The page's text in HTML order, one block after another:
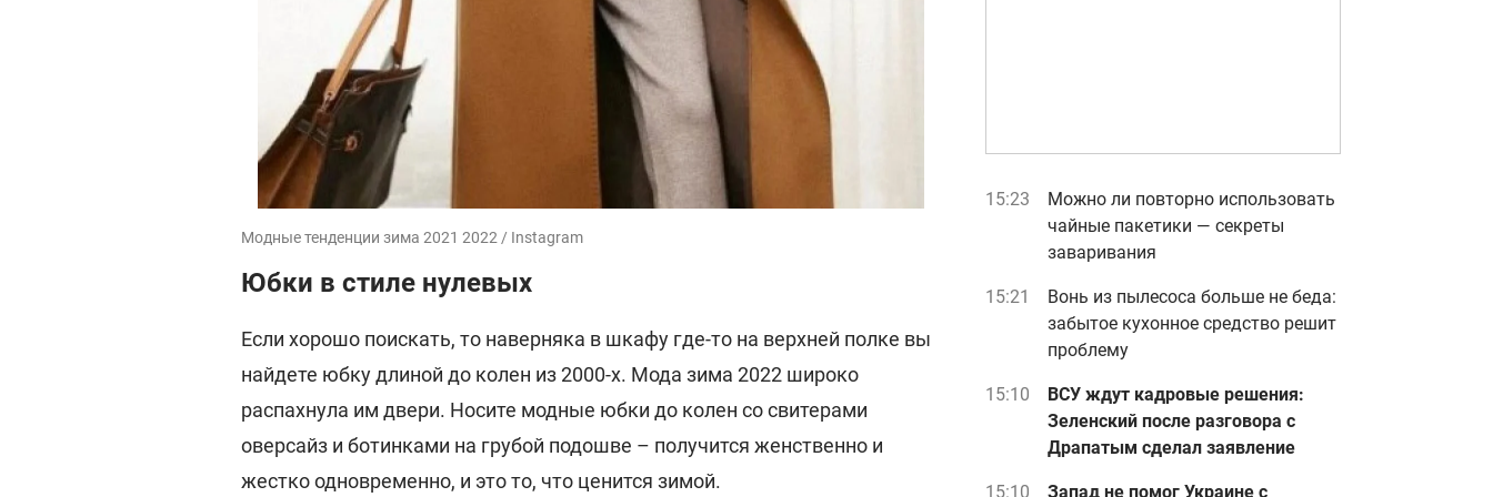
Модные тенденции зима 2021 2022 / Instagram
Юбки в стиле нулевых
Если хорошо поискать, то наверняка в шкафу где-то на верхней полке вы
найдете юбку длиной до колен из 2000-х. Мода зима 2022 широко
распахнула им двери. Носите модные юбки до колен со свитерами
оверсайз и ботинками на грубой подошве – получится женственно и
жестко одновременно, и это то, что ценится зимой.
15:23
Можно ли повторно использовать
чайные пакетики — секреты
заваривания
15:21
Вонь из пылесоса больше не беда:
забытое кухонное средство решит
проблему
15:10
ВСУ ждут кадровые решения:
Зеленский после разговора с
Драпатым сделал заявление
15:10 Запад не помог Украине с